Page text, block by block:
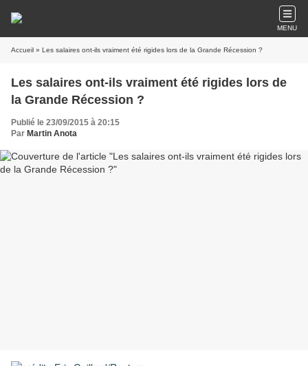
MENU
Accueil » Les salaires ont-ils vraiment été rigides lors de la Grande Récession ?
Les salaires ont-ils vraiment été rigides lors de
la Grande Récession ?
Publié le 23/09/2015 à 20:15
Par Martin Anota